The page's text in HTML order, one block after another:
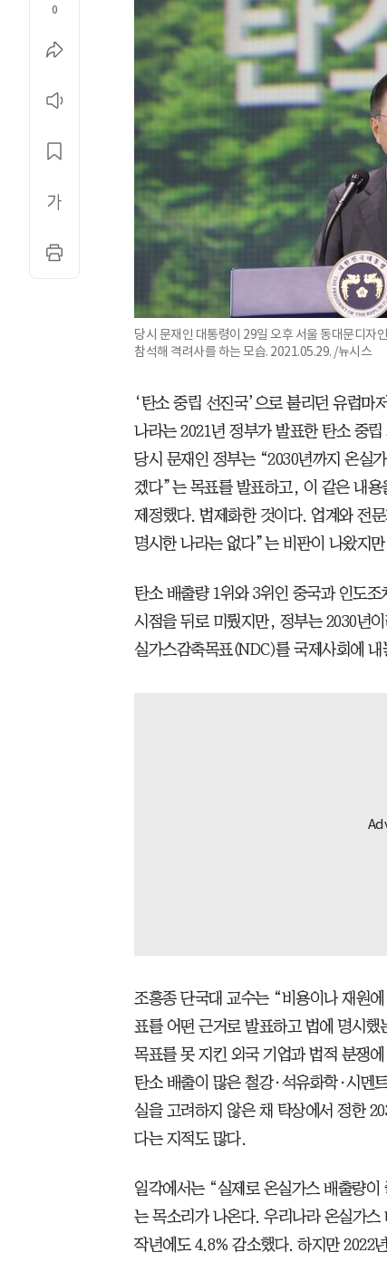
0
당시 문재인 대통령이 29일 오후 서울 동대문디
참석해 격려사를 하는 모습. 2021.05.29. /뉴시스
‘탄소 중립 선진국’으로 불리던 유럽마
나라는 2021년 정부가 발표한 탄소 중
당시 문재인 정부는 “2030년까지 온실
겠다”는 목표를 발표하고, 이 같은 내용
제정했다. 법제화한 것이다. 업계와 전
명시한 나라는 없다”는 비판이 나왔지
탄소 배출량 1위와 3위인 중국과 인도
시점을 뒤로 미뤘지만, 정부는 2030년
실가스감축목표(NDC)를 국제사회에 내
조홍종 단국대 교수는 “비용이나 재원
표를 어떤 근거로 발표하고 법에 명시
목표를 못 지킨 외국 기업과 법적 분쟁
탄소 배출이 많은 철강·석유화학·시멘
실을 고려하지 않은 채 탁상에서 정한
다는 지적도 많다.
일각에서는 “실제로 온실가스 배출량
는 목소리가 나온다. 우리나라 온실가
작년에도 4.8% 감소했다. 하지만 2022